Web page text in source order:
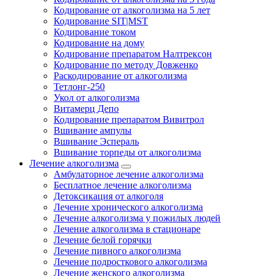
Кодирование от алкоголизма на 5 лет
Кодирование SIT|MST
Кодирование током
Кодирование на дому
Кодирование препаратом Налтрексон
Кодирование по методу Довженко
Раскодирование от алкоголизма
Тетлонг-250
Укол от алкоголизма
Витамерц Депо
Кодирование препаратом Вивитрол
Вшивание ампулы
Вшивание Эспераль
Вшивание торпеды от алкоголизма
Лечение алкоголизма
Амбулаторное лечение алкоголизма
Бесплатное лечение алкоголизма
Детоксикация от алкоголя
Лечение хронического алкоголизма
Лечение алкоголизма у пожилых людей
Лечение алкоголизма в стационаре
Лечение белой горячки
Лечение пивного алкоголизма
Лечение подросткового алкоголизма
Лечение женского алкоголизма